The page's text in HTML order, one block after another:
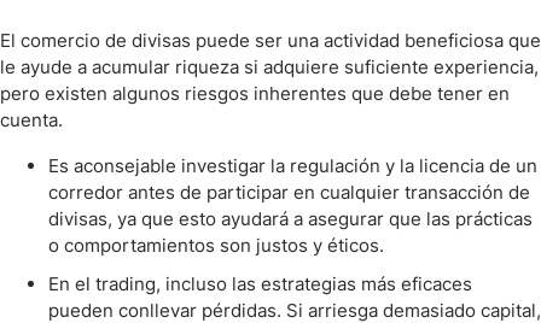
El comercio de divisas puede ser una actividad beneficiosa que
le ayude a acumular riqueza si adquiere suficiente experiencia,
pero existen algunos riesgos inherentes que debe tener en
cuenta.
Es aconsejable investigar la regulación y la licencia de un
corredor antes de participar en cualquier transacción de
divisas, ya que esto ayudará a asegurar que las prácticas
o comportamientos son justos y éticos.
En el trading, incluso las estrategias más eficaces
pueden conllevar pérdidas. Si arriesga demasiado capital,